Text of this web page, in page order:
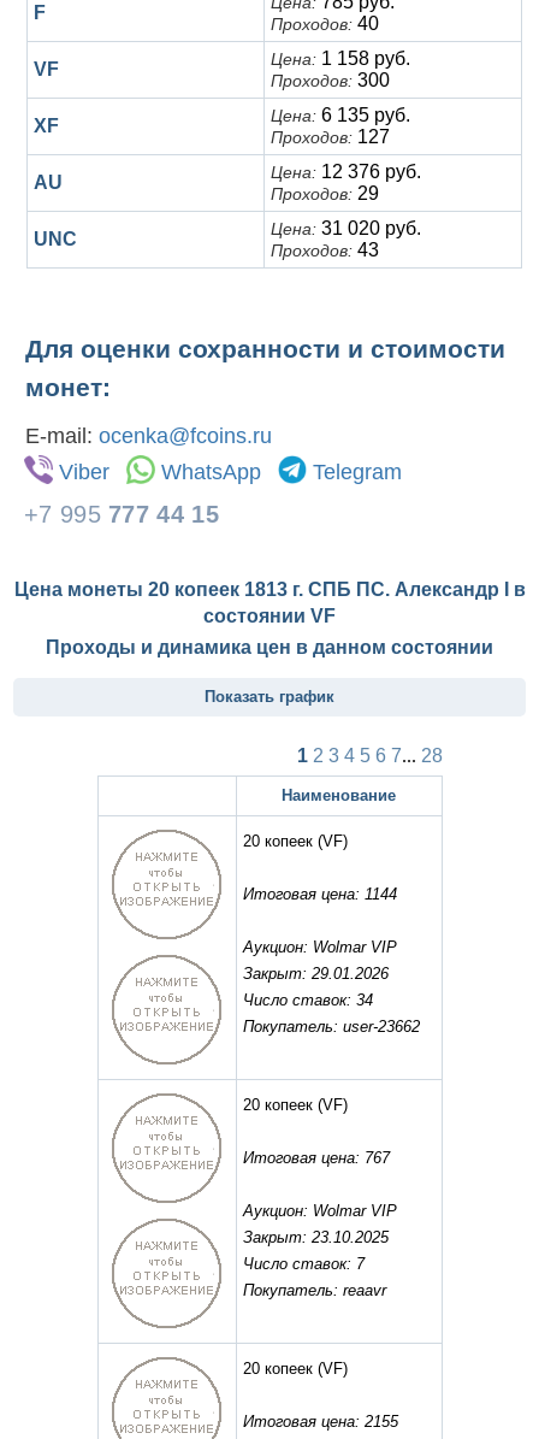
F
Проходов: 40
VF Цена: 1 158 руб.
Проходов: 300
XF Цена: 6 135 руб.
Проходов: 127
AU Цена: 12 376 руб.
Проходов: 29
UNC Цена: 31 020 руб.
Проходов: 43
Для оценки сохранности и стоимости
монет:
E-mail: ocenka@fcoins.ru
Viber
WhatsApp Telegram
+7 995 777 44 15
Цена монеты 20 копеек 1813 г. СПБ ПС. Александр I в
состоянии VF
Проходы и динамика цен в данном состоянии
Показать график
1 2 3 4 5 6 7... 28
Наименование
20 копеек(VF)
Итоговая цена: 1144
Аукцион: Wolmar VIP
Закрыт: 29.01.2026
Число ставок: 34
Покупатель: user-23662
20 копеек(VF)
Итоговая цена: 767
Аукцион: Wolmar VIP
Закрыт: 23.10.2025
Число ставок: 7
Покупатель: reaavr
20 копеек(VF)
Итоговая цена: 2155